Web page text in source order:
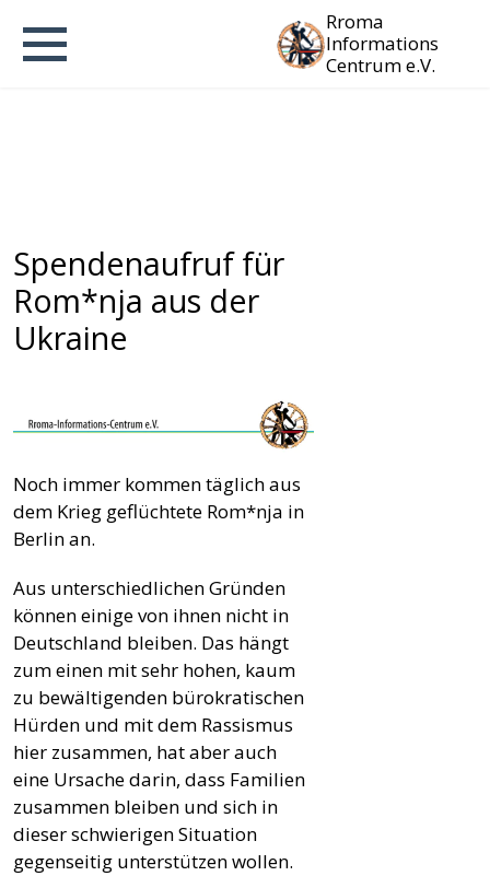
Rroma
Informations
Centrum e.V.
Spendenaufruf für
Rom*nja aus der
Ukraine
Noch immer kommen täglich aus
dem Krieg geflüchtete Rom*nja in
Berlin an.
Aus unterschiedlichen Gründen
können einige von ihnen nicht in
Deutschland bleiben. Das hängt
zum einen mit sehr hohen, kaum
zu bewältigenden bürokratischen
Hürden und mit dem Rassismus
hier zusammen, hat aber auch
eine Ursache darin, dass Familien
zusammen bleiben und sich in
dieser schwierigen Situation
gegenseitig unterstützen wollen.